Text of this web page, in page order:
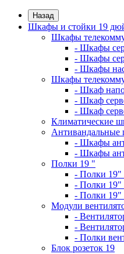
Назад
Шкафы и стойки 19
Шкафы
- Шкафы
- Шкафы
- Шкафы
Шкафы
- Шкаф
- Шкаф
- Шкаф
Климатические
- Шкафы
- Шкафы
Полки 19 "
- Полки
- Полки 19"
- Полки 19"
Модули
-
-
- Полки
Блок розеток 19